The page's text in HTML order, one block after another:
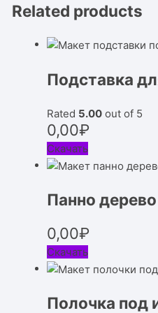
Related products
Подставка
Rated 5.00 out of 5
0,00₽
Скачать
Панно дерево
0,00₽
Скачать
Полочка под